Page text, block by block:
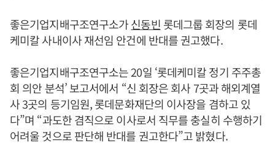
좋은기업지배구조연구소가신동빈롯데그룹 회장의 롯데
케미칼 사내이사 재선임 안건에 반대를 권고했다.
좋은기업지배구조연구소는 20일 ‘롯데케미칼 정기 주주총
회 의안 분석’ 보고서에서 “신 회장은 회사 7곳과 해외계열
사 3곳의 등기임원, 롯데문화재단의 이사장을 겸하고 있
다”며 “과도한 겸직으로 이사로서 직무를 충실히 수행하기
어려울 것으로 판단해 반대를 권고한다”고 밝혔다.